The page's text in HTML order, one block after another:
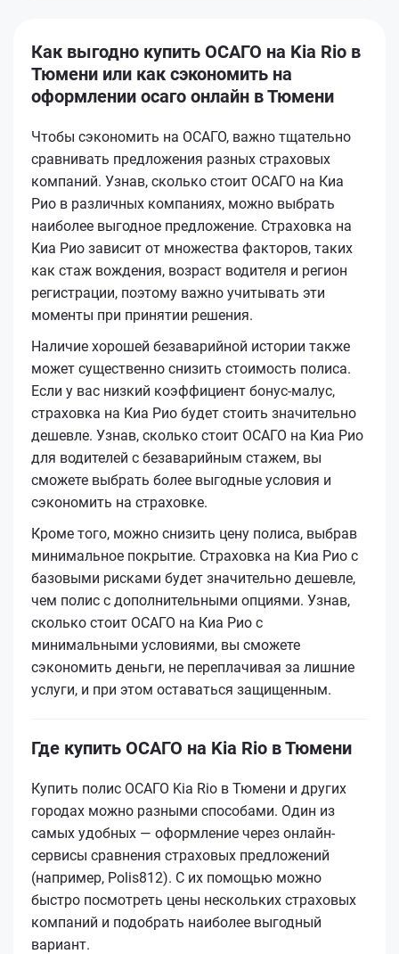
Как выгодно купить ОСАГО на Kia Rio в
Тюмени или как сэкономить на
оформлении осаго онлайн в Тюмени
Чтобы сэкономить на ОСАГО, важно тщательно
сравнивать предложения разных страховых
компаний. Узнав, сколько стоит ОСАГО на Киа
Рио в различных компаниях, можно выбрать
наиболее выгодное предложение. Страховка на
Киа Рио зависит от множества факторов, таких
как стаж вождения, возраст водителя и регион
регистрации, поэтому важно учитывать эти
моменты при принятии решения.
Наличие хорошей безаварийной истории также
может существенно снизить стоимость полиса.
Если у вас низкий коэффициент бонус-малус,
страховка на Киа Рио будет стоить значительно
дешевле. Узнав, сколько стоит ОСАГО на Киа Рио
для водителей с безаварийным стажем, вы
сможете выбрать более выгодные условия и
сэкономить на страховке.
Кроме того, можно снизить цену полиса, выбрав
минимальное покрытие. Страховка на Киа Рио с
базовыми рисками будет значительно дешевле,
чем полис с дополнительными опциями. Узнав,
сколько стоит ОСАГО на Киа Рио с
минимальными условиями, вы сможете
сэкономить деньги, не переплачивая за лишние
услуги, и при этом оставаться защищенным.
Где купить ОСАГО на Kia Rio в Тюмени
Купить полис ОСАГО Kia Rio в Тюмени и других
городах можно разными способами. Один из
самых удобных — оформление через онлайн-
сервисы сравнения страховых предложений
(например, Polis812). С их помощью можно
быстро посмотреть цены нескольких страховых
компаний и подобрать наиболее выгодный
вариант.